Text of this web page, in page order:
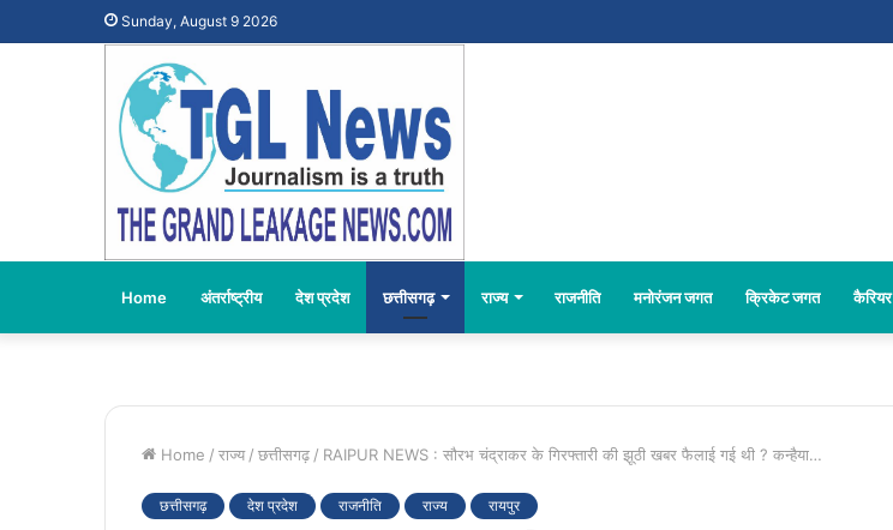
Sunday, August 9 2026
Home अंतर्राष्ट्रीय देश प्रदेश छत्तीसगढ़ राज्य राजनीति मनोरंजन जगत क्रिकेट जगत कैरियर
Home / राज्य / छत्तीसगढ़ / RAIPUR NEWS : सौरभ चंद्राकर के गिरफ्तारी की झूठी खबर फैलाई गई थी ? कन्हैया…
छत्तीसगढ़ देश प्रदेश राजनीति राज्य रायपुर